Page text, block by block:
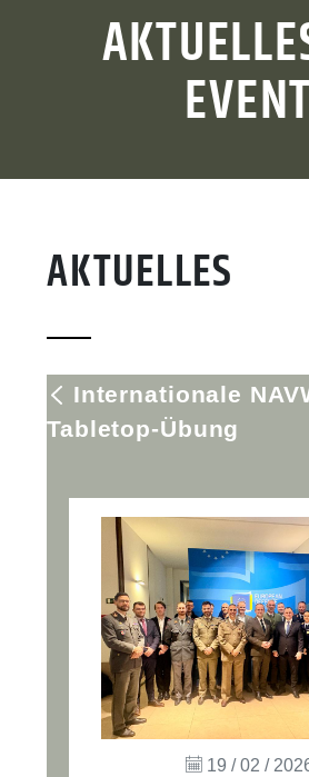
AKTUELLES
Internationale
Tabletop-Übung
19 / 02 /